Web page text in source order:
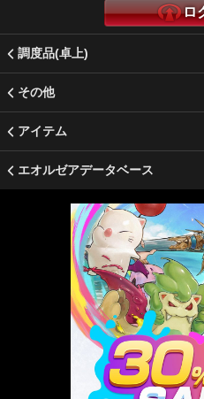
ロ
調度品(卓上)
その他
アイテム
エオルゼアデータベース